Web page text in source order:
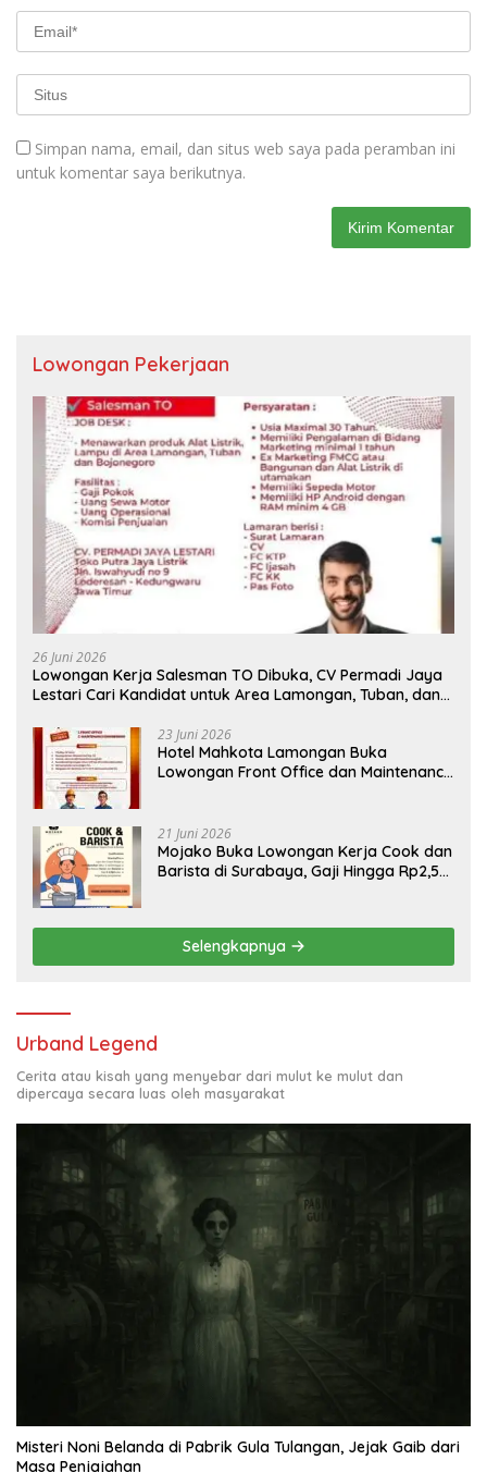
Simpan nama, email, dan situs web saya pada peramban ini
untuk komentar saya berikutnya.
Lowongan Pekerjaan
26 Juni 2026
Lowongan Kerja Salesman TO Dibuka, CV Permadi Jaya
Lestari Cari Kandidat untuk Area Lamongan, Tuban, dan
23 Juni 2026
Hotel Mahkota Lamongan Buka
Lowongan Front Office dan Maintenance
21 Juni 2026
Mojako Buka Lowongan Kerja Cook dan
Barista di Surabaya, Gaji Hingga Rp2,5
Selengkapnya
Urband Legend
Cerita atau kisah yang menyebar dari mulut ke mulut dan
dipercaya secara luas oleh masyarakat
Misteri Noni Belanda di Pabrik Gula Tulangan, Jejak Gaib dari
Masa Penjajahan